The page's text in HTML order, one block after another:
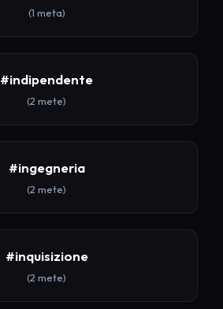
(1 meta)
#indipendente
(2 mete)
#ingegneria
(2 mete)
#inquisizione
(2 mete)